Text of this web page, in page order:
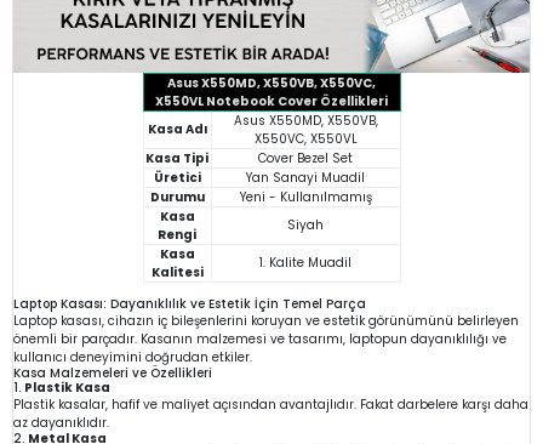
Asus X550MD, X550VB, X550VC,
X550VL Notebook Cover Özellikleri
Kasa Adı
Asus X550MD, X550VB,
X550VC, X550VL
Kasa Tipi
Cover Bezel Set
Üretici
Yan Sanayi Muadil
Durumu
Yeni - Kullanılmamış
Kasa
Rengi
Siyah
Kasa
Kalitesi
1. Kalite Muadil
Laptop Kasası: Dayanıklılık ve Estetik İçin Temel Parça
Laptop kasası, cihazın iç bileşenlerini koruyan ve estetik görünümünü belirleyen
önemli bir parçadır. Kasanın malzemesi ve tasarımı, laptopun dayanıklılığı ve
kullanıcı deneyimini doğrudan etkiler.
Kasa Malzemeleri ve Özellikleri
1. Plastik Kasa
Plastik kasalar, hafif ve maliyet açısından avantajlıdır. Fakat darbelere karşı daha
az dayanıklıdır.
2. Metal Kasa